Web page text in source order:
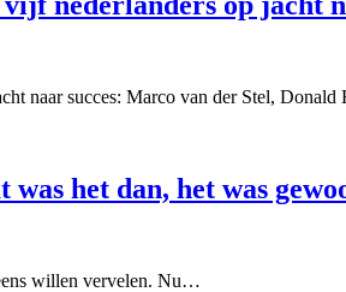
naar succes: Marco van der Stel,
het dan, het was
willen vervelen. Nu…